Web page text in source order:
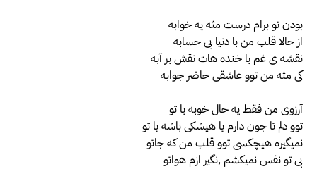
بودن تو برام درست مثه یه خوابه
از حالا قلب من با دنیا بی حسابه
نقشه ی غم با خنده هات نقش بر آبه
کی مثه من توو عاشقی حاضر جوابه
آرزوی من فقط یه حال خوبه با تو
توو دلم تا جون دارم یا هیشکی باشه یا تو
نمیگیره هیچکسی توو قلب من که جاتو
بی تو نفس نمیکشم ,نگیر ازم هواتو